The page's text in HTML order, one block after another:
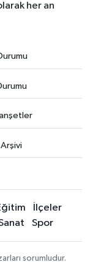
her an
İlçeler
Spor
sorumludur.